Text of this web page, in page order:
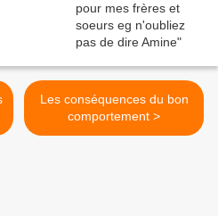
Les conséquences du bon
comportement >